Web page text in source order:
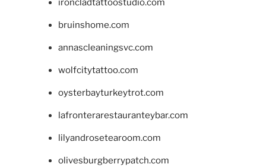
ironcladtattoostudio.com
bruinshome.com
annascleaningsvc.com
wolfcitytattoo.com
oysterbayturkeytrot.com
lafronterarestauranteybar.com
lilyandrosetearoom.com
olivesburgberrypatch.com